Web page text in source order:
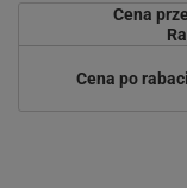
Cena
Cena po